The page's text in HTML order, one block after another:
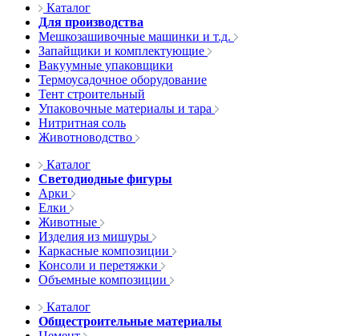
Каталог
Для производства
Мешкозашивочные машинки и т.д.
Запайщики и комплектующие
Вакуумные упаковщики
Термоусадочное оборудование
Тент строительный
Упаковочные материалы и тара
Нитритная соль
Животноводство
Каталог
Светодиодные фигуры
Арки
Елки
Животные
Изделия из мишуры
Каркасные композиции
Консоли и перетяжки
Объемные композиции
Каталог
Общестроительные материалы